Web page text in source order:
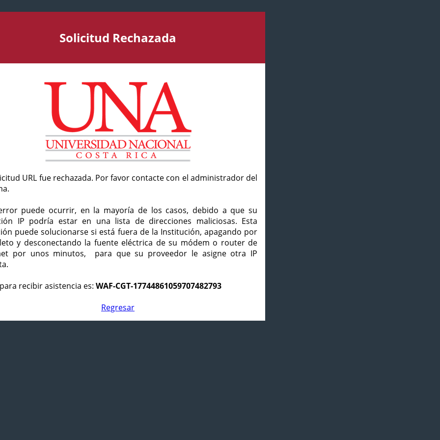
Solicitud Rechazada
URL fue rechazada. Por favor contacte con el administrador del
puede ocurrir, en la mayoría de los casos, debido a que su
IP podría estar en una lista de direcciones maliciosas. Esta
puede solucionarse si está fuera de la Institución, apagando por
y desconectando la fuente eléctrica de su módem o router de
por unos minutos, para que su proveedor le asigne otra IP
recibir asistencia es: WAF-CGT-17744861059707482793
Regresar